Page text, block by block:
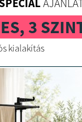
3
kialakítás